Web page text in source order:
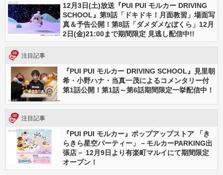
12月3日(土)放送『PUI PUI モルカー DRIVING
SCHOOL』第9話「ドキドキ！月面教習」場面写
真＆予告公開！第8話「ダメダメなぼくら」12月
2日(金)21:00まで期間限定 見逃し配信中!!
注目記事
『PUI PUI モルカー DRIVING SCHOOL』見里朝
希・小野ハナ・当真一茂によるコメンタリー付
第1話公開！第1話～第6話期間限定一挙配信中！
注目記事
『PUI PUI モルカー』ポップアップストア 「き
らきら星空パーティー」－モルカーPARKING出
張店－ 12月9日より有楽町マルイにて期間限定
オープン！